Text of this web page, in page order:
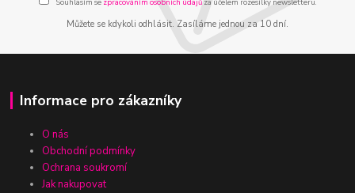
Můžete se kdykoli odhlásit. Zasíláme jednou za 10 dní.
Informace pro zákazníky
O nás
Obchodní podmínky
Ochrana soukromí
Jak nakupovat